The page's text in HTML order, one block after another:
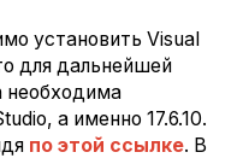
установить Visual
для дальнейшей
необходима
а именно 17.6.10.
по этой ссылке. В